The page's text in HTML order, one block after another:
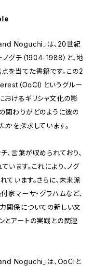
Noguchi」は、20世紀
グチ（1904-1988）と、地
を当てた書籍です。この2
（OoCI）というグルー
おけるギリシャ文化の影
関わりがどのように彼の
かを探求しています。
、言葉が収められており、
ます。これにより、ノグ
ています。さらに、未来派
家マーサ・グラハムなど、
関係についての新しい文
とアートの実践との関連
Noguchi」は、OoCIと